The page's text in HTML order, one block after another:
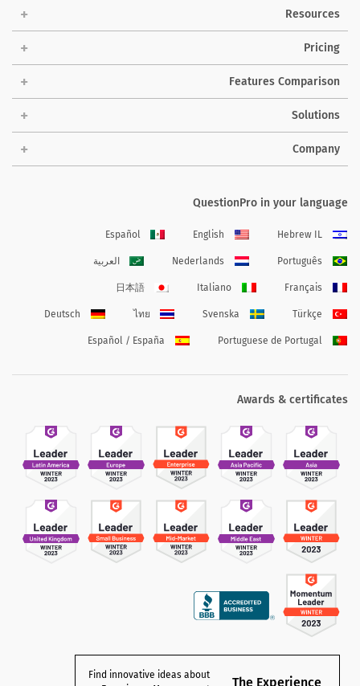
Resources
Pricing
Features Comparison
Solutions
Company
QuestionPro in your language
Hebrew IL
English
Español
Português
Nederlands العربية
Français
Italiano
日本語
Türkçe
Svenska
ไทย
Deutsch
Portuguese de Portugal
Español / España
Awards & certificates
The Experience
Find innovative ideas about